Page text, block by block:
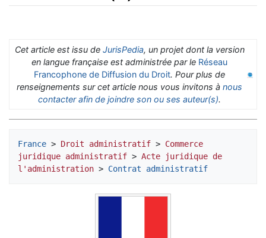
Cet article est issu de JurisPedia, un projet dont la version
en langue française est administrée par le Réseau
Francophone de Diffusion du Droit. Pour plus de
renseignements sur cet article nous vous invitons à nous
contacter afin de joindre son ou ses auteur(s).
France > Droit administratif > Commerce
juridique administratif > Acte juridique de
l'administration > Contrat administratif